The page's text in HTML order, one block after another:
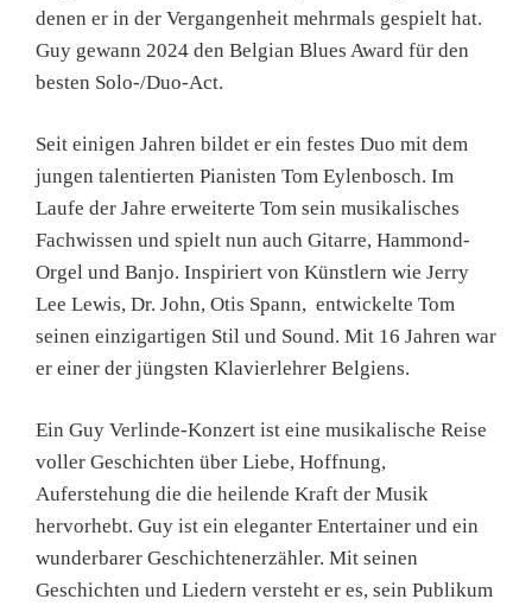
denen er in der Vergangenheit mehrmals gespielt hat.
Guy gewann 2024 den Belgian Blues Award für den
besten Solo-/Duo-Act.
Seit einigen Jahren bildet er ein festes Duo mit dem
jungen talentierten Pianisten Tom Eylenbosch. Im
Laufe der Jahre erweiterte Tom sein musikalisches
Fachwissen und spielt nun auch Gitarre, Hammond-
Orgel und Banjo. Inspiriert von Künstlern wie Jerry
Lee Lewis, Dr. John, Otis Spann, entwickelte Tom
seinen einzigartigen Stil und Sound. Mit 16 Jahren war
er einer der jüngsten Klavierlehrer Belgiens.
Ein Guy Verlinde-Konzert ist eine musikalische Reise
voller Geschichten über Liebe, Hoffnung,
Auferstehung die die heilende Kraft der Musik
hervorhebt. Guy ist ein eleganter Entertainer und ein
wunderbarer Geschichtenerzähler. Mit seinen
Geschichten und Liedern versteht er es, sein Publikum